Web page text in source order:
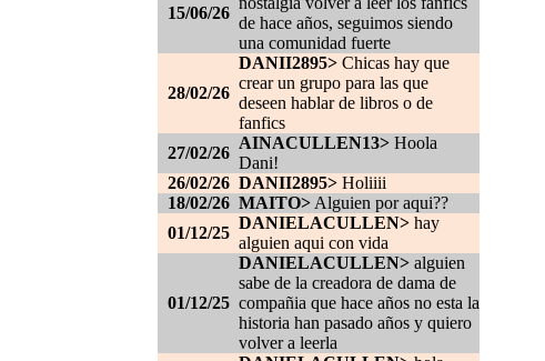
15/06/26
de hace años, seguimos siendo
una comunidad fuerte
28/02/26
DANII2895> Chicas hay que
crear un grupo para las que
deseen hablar de libros o de
fanfics
27/02/26
AINACULLEN13> Hoola
Dani!
26/02/26 DANII2895> Holiiii
18/02/26 MAITO> Alguien por aqui??
01/12/25
DANIELACULLEN> hay
alguien aqui con vida
01/12/25
DANIELACULLEN> alguien
sabe de la creadora de dama de
compañia que hace años no esta la
historia han pasado años y quiero
volver a leerla